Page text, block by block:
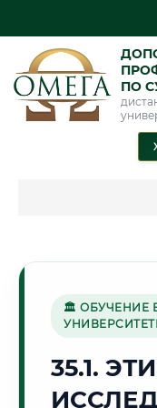
ПО
специальности"
Стоимость по
Стоимость по
🏛 ОБУЧЕНИЕ
35.1.